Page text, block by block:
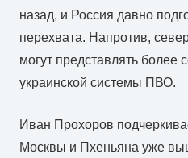
назад, и Россия давно
перехвата. Напротив,
могут представлять более
украинской системы ПВО.
Иван Прохоров
Москвы и Пхеньяна уже